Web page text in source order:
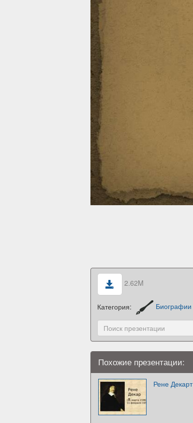
2.62M
Категория: Биографии
Похожие презентации:
Рене Декарт